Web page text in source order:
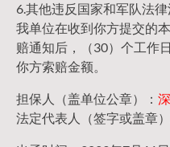
6.其他违反国家和军队法律
我单位在收到你方提交的
赔通知后，（30）个工作
你方索赔金额。
担保人（盖单位公章）：
法定代表人（签字或盖章